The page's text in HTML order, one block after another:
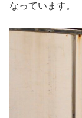
なっています。